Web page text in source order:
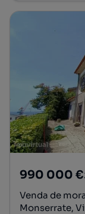
990 000 €
Venda de
Monserrate,